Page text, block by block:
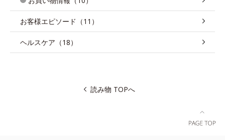
お客様エピソード（11）
ヘルスケア（18）
読み物 TOPへ